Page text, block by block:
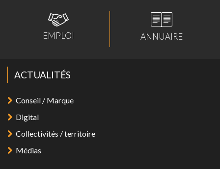
EMPLOI ANNUAIRE
ACTUALITÉS
Conseil / Marque
Digital
Collectivités / territoire
Médias